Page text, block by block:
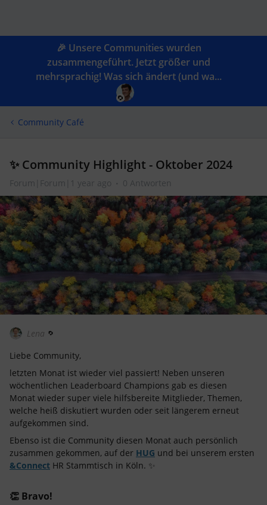
🎉 Unsere Communities wurden
zusammengeführt. Jetzt größer und
mehrsprachig! Was sich ändert (und wa...
Community Café
✨ Community Highlight - Oktober 2024
Forum|Forum|1 year ago 0 Antworten
Lena
Liebe Community,
letzten Monat ist wieder viel passiert! Neben unseren
wöchentlichen Leaderboard Champions gab es diesen
Monat wieder super viele hilfsbereite Mitglieder, Themen,
welche heiß diskutiert wurden oder seit längerem erneut
aufgekommen sind.
Ebenso ist die Community diesen Monat auch persönlich
zusammen gekommen, auf der HUG und bei unserem ersten
&Connect HR Stammtisch in Köln. ✨
👏 Bravo!